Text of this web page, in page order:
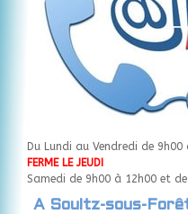
Du Lundi au Vendredi de
FERME LE JEUDI
Samedi de 9h00 à 12h00 et
A Soultz-sous-